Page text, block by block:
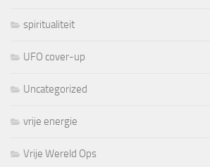
spiritualiteit
UFO cover-up
Uncategorized
vrije energie
Vrije Wereld Ops